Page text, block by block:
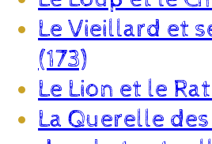
Le Vieillard et
(173)
Le Lion et le
La Querelle